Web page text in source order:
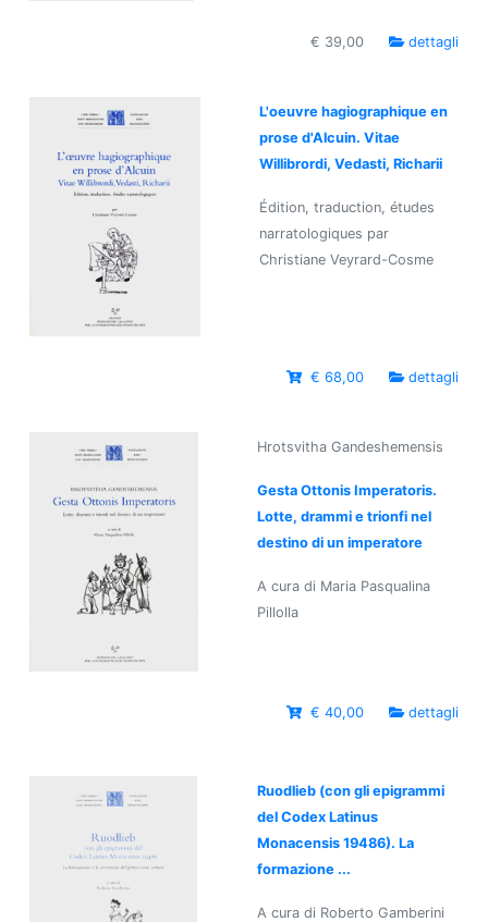
€ 39,00 dettagli
L'oeuvre hagiographique en
prose d'Alcuin. Vitae
Willibrordi, Vedasti, Richarii
Édition, traduction, études
narratologiques par
Christiane Veyrard-Cosme
€ 68,00 dettagli
Hrotsvitha Gandeshemensis
Gesta Ottonis Imperatoris.
Lotte, drammi e trionfi nel
destino di un imperatore
A cura di Maria Pasqualina
Pillolla
€ 40,00 dettagli
Ruodlieb (con gli epigrammi
del Codex Latinus
Monacensis 19486). La
formazione ...
A cura di Roberto Gamberini